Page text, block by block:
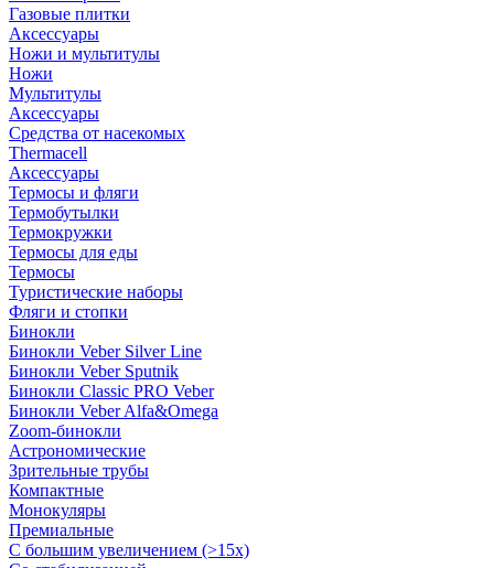
Газовые плитки
Аксессуары
Ножи и мультитулы
Ножи
Мультитулы
Аксессуары
Средства от насекомых
Thermacell
Аксессуары
Термосы и фляги
Термобутылки
Термокружки
Термосы для еды
Термосы
Туристические наборы
Фляги и стопки
Бинокли
Бинокли Veber Silver Line
Бинокли Veber Sputnik
Бинокли Classic PRO Veber
Бинокли Veber Alfa&Omega
Zoom-бинокли
Астрономические
Зрительные трубы
Компактные
Монокуляры
Премиальные
С большим увеличением (>15x)